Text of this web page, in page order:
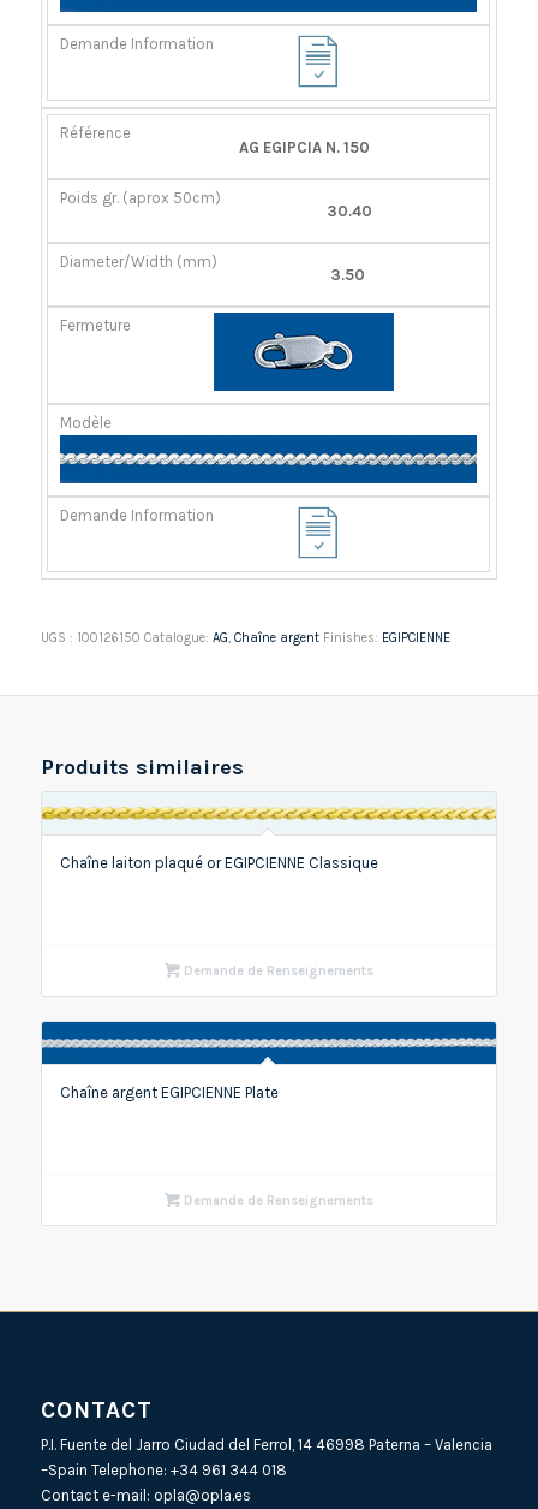
AG EGIPCIA N. 150
30.40
3.50
UGS : 100126150 Catalogue: AG Chaîne argent Finishes: EGIPCIENNE
Produits similaires
Chaîne laiton plaqué or EGIPCIENNE Classique
Demande de Renseignements
Chaîne argent EGIPCIENNE Plate
Demande de Renseignements
CONTACT
P.I. Fuente del Jarro Ciudad del Ferrol, 14 46998 Paterna – Valencia
–Spain Telephone: +34 961 344 018
Contact e-mail: opla@opla.es